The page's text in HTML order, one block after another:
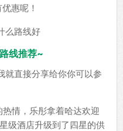
惠呢！
线推荐~
就直接分享给你你可以参
情，乐彤拿着哈达欢迎
级酒店升级到了四星的供